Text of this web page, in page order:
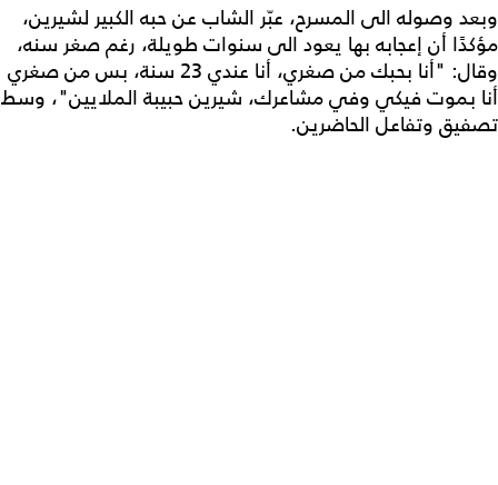
وبعد وصوله الى المسرح، عبّر الشاب عن حبه الكبير لشيرين،
مؤكدًا أن إعجابه بها يعود الى سنوات طويلة، رغم صغر سنه،
وقال: "أنا بحبك من صغري، أنا عندي 23 سنة، بس من صغري
أنا بموت فيكي وفي مشاعرك، شيرين حبيبة الملايين"، وسط
تصفيق وتفاعل الحاضرين.